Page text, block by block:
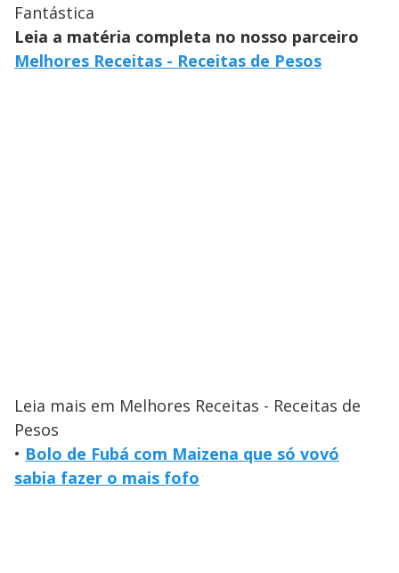
Fantástica
Leia a matéria completa no nosso parceiro
Melhores Receitas - Receitas de Pesos
Leia mais em Melhores Receitas - Receitas de
Pesos
• Bolo de Fubá com Maizena que só vovó
sabia fazer o mais fofo